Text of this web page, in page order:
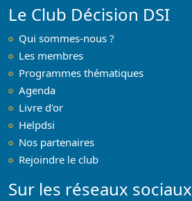
Le Club Décision DSI
Qui sommes-nous ?
Les membres
Programmes thématiques
Agenda
Livre d'or
Helpdsi
Nos partenaires
Rejoindre le club
Sur les réseaux sociaux